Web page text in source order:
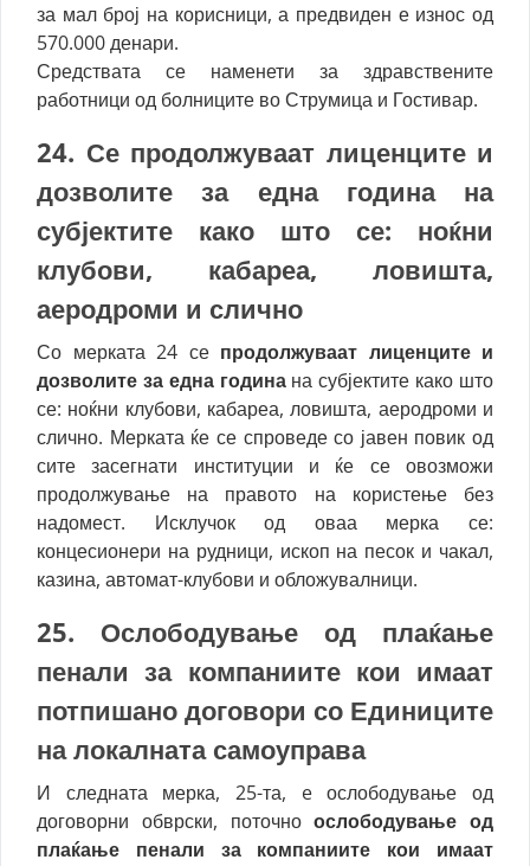
за мал број на корисници, а предвиден е износ од
570.000 денари.
Средствата се наменети за здравствените
работници од болниците во Струмица и Гостивар.
24. Се продолжуваат лиценците и
дозволите за една годинана
субјектите како што се: ноќни
клубови, кабареа, ловишта,
аеродроми и слично
Со мерката 24 се продолжуваат лиценците и
дозволите за една годинана субјектите како што
се: ноќни клубови, кабареа, ловишта, аеродроми и
слично. Мерката ќе се спроведе со јавен повик од
сите засегнати институции и ќе се овозможи
продолжување на правото на користење без
надомест. Исклучок од оваа мерка се:
концесионери на рудници, ископ на песок и чакал,
казина, автомат-клубови и обложувалници.
25. Ослободување од плаќање
пенали за компаниите кои имаат
потпишано договори со Единиците
на локалната самоуправа
И следната мерка, 25-та, e ослободување од
договорни обврски, поточноослободување од
плаќање пенали за компаниите кои имаат